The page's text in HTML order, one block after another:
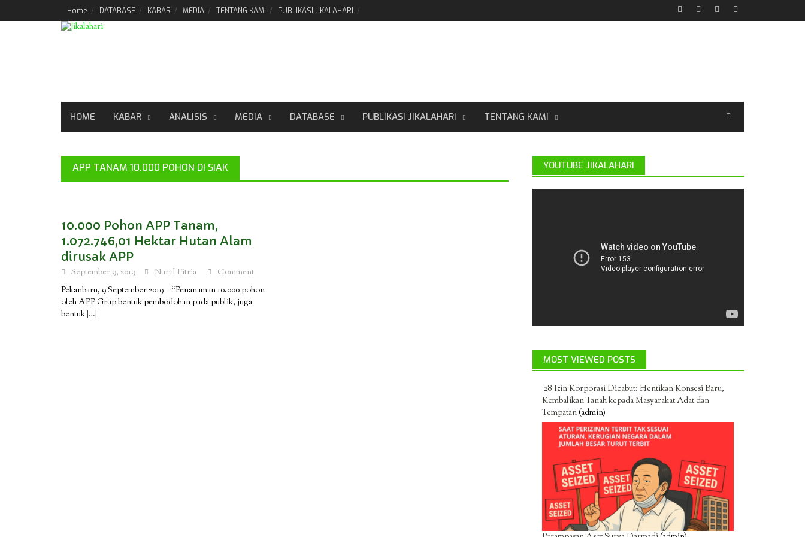
Home DATABASE KABAR MEDIA TENTANG KAMI PUBLIKASI JIKALAHARI
HOME KABAR ANALISIS MEDIA DATABASE PUBLIKASI JIKALAHARI TENTANG KAMI
APP TANAM 10.000 POHON DI SIAK
10.000 Pohon APP Tanam,
1.072.746,01 Hektar Hutan Alam
dirusak APP
September 9, 2019 Nurul Fitria
Comment
Pekanbaru, 9 September 2019—“Penanaman 10.000 pohon
oleh APP Grup bentuk pembodohan pada publik, juga
bentuk […]
YOUTUBE JIKALAHARI
MOST VIEWED POSTS
28 Izin Korporasi Dicabut: Hentikan Konsesi Baru,
Kembalikan Tanah kepada Masyarakat Adat dan
Tempatan(admin)